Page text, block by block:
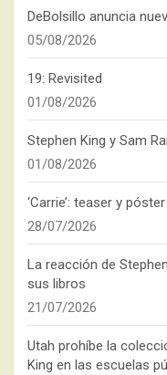
DeBolsillo anuncia
05/08/2026
19: Revisited
01/08/2026
Stephen King y Sam
01/08/2026
‘Carrie’: teaser y póster
28/07/2026
La reacción de
sus libros
21/07/2026
Utah prohíbe la
King en las escuelas